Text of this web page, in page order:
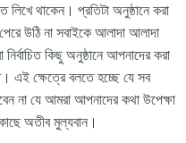
থাকেন। প্রতিটা অনুষ্ঠানে করা
উঠি না সবাইকে আলাদা আলাদা
কিছু অনুষ্ঠানে আপনাদের করা
এই ক্ষেত্রে বলতে হচ্ছে যে সব
না যে আমরা আপনাদের কথা উপেক্ষা
অতীব মুল্যবান।